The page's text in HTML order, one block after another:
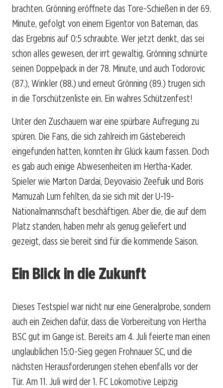
brachten. Grönning eröffnete das Tore-Schießen in der 69.
Minute, gefolgt von einem Eigentor von Bateman, das
das Ergebnis auf 0:5 schraubte. Wer jetzt denkt, das sei
schon alles gewesen, der irrt gewaltig. Grönning schnürte
seinen Doppelpack in der 78. Minute, und auch Todorovic
(87.), Winkler (88.) und erneut Grönning (89.) trugen sich
in die Torschützenliste ein. Ein wahres Schützenfest!
Unter den Zuschauern war eine spürbare Aufregung zu
spüren. Die Fans, die sich zahlreich im Gästebereich
eingefunden hatten, konnten ihr Glück kaum fassen. Doch
es gab auch einige Abwesenheiten im Hertha-Kader.
Spieler wie Marton Dardai, Deyovaisio Zeefuik und Boris
Mamuzah Lum fehlten, da sie sich mit der U-19-
Nationalmannschaft beschäftigen. Aber die, die auf dem
Platz standen, haben mehr als genug geliefert und
gezeigt, dass sie bereit sind für die kommende Saison.
Ein Blick in die Zukunft
Dieses Testspiel war nicht nur eine Generalprobe, sondern
auch ein Zeichen dafür, dass die Vorbereitung von Hertha
BSC gut im Gange ist. Bereits am 4. Juli feierte man einen
unglaublichen 15:0-Sieg gegen Frohnauer SC, und die
nächsten Herausforderungen stehen ebenfalls vor der
Tür. Am 11. Juli wird der 1. FC Lokomotive Leipzig